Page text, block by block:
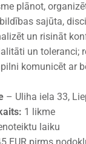
plānot,
sajūta,
un risināt
un toleranci;
komunicēt ar
– Uliha iela 33,
1 likme
laiku